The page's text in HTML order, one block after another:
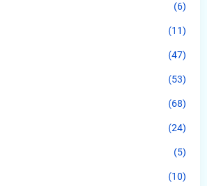
(6)
(11)
(47)
(53)
(68)
(24)
(5)
(10)